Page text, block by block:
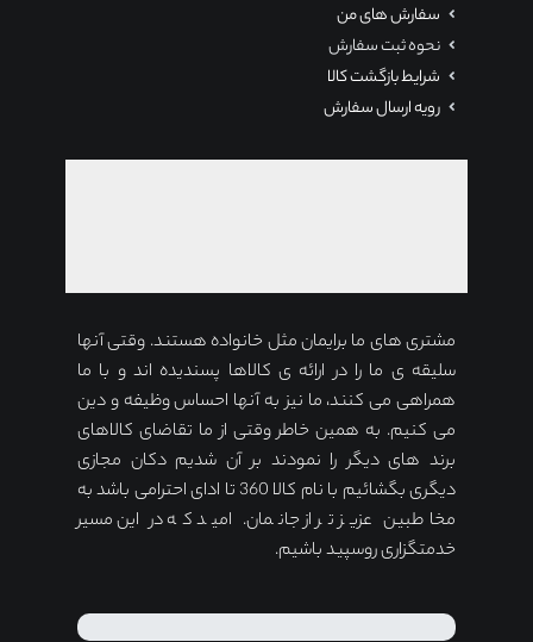
سفارش های من
نحوه ثبت سفارش
شرایط بازگشت کالا
رویه ارسال سفارش
مشتری های ما برایمان مثل خانواده هستند. وقتی آنها
سلیقه ی ما را در ارائه ی کالاها پسندیده اند و با ما
همراهی می کنند، ما نیز به آنها احساس وظیفه و دین
می کنیم. به همین خاطر وقتی از ما تقاضای کالاهای
برند های دیگر را نمودند بر آن شدیم دکان مجازی
دیگری بگشائیم با نام کالا 360 تا ادای احترامی باشد به
مخاطبین عزیز تر از جانمان. امید که در این مسیر
خدمتگزاری روسپید باشیم.